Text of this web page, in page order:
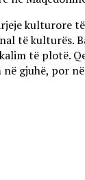
të kulturës.
të plotë.
gjuhë, por